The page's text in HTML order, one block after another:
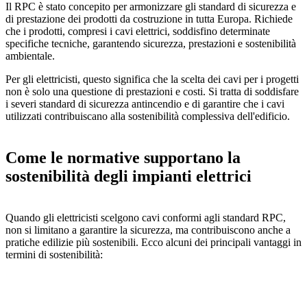
Il RPC è stato concepito per armonizzare gli standard di sicurezza e
di prestazione dei prodotti da costruzione in tutta Europa. Richiede
che i prodotti, compresi i cavi elettrici, soddisfino determinate
specifiche tecniche, garantendo sicurezza, prestazioni e sostenibilità
ambientale.
Per gli elettricisti, questo significa che la scelta dei cavi per i progetti
non è solo una questione di prestazioni e costi. Si tratta di soddisfare
i severi standard di sicurezza antincendio e di garantire che i cavi
utilizzati contribuiscano alla sostenibilità complessiva dell'edificio.
Come le normative supportano la
sostenibilità degli impianti elettrici
Quando gli elettricisti scelgono cavi conformi agli standard RPC,
non si limitano a garantire la sicurezza, ma contribuiscono anche a
pratiche edilizie più sostenibili. Ecco alcuni dei principali vantaggi in
termini di sostenibilità: